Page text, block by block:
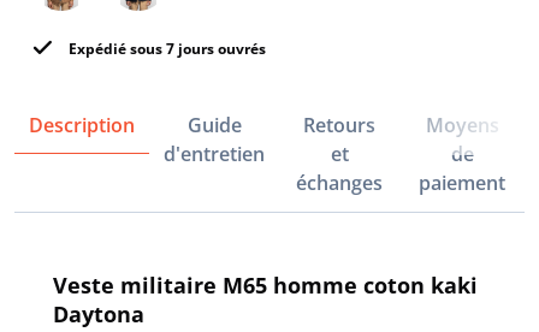
Expédié sous 7 jours ouvrés
Description
Guide
d'entretien
Retours
et
échanges
Moyens
de
paiement
Veste militaire M65 homme coton kaki
Daytona